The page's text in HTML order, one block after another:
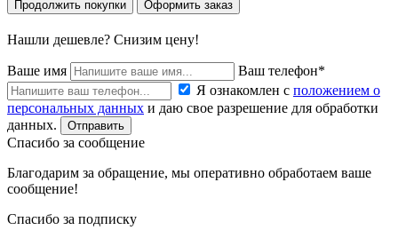
Продолжить покупки Оформить заказ
Нашли дешевле? Снизим цену!
Ваше имя
Ваш телефон*
Я ознакомлен с положением о
персональных данных и даю свое разрешение для обработки
данных.
Спасибо за сообщение
Благодарим за обращение, мы оперативно обработаем ваше
сообщение!
Спасибо за подписку